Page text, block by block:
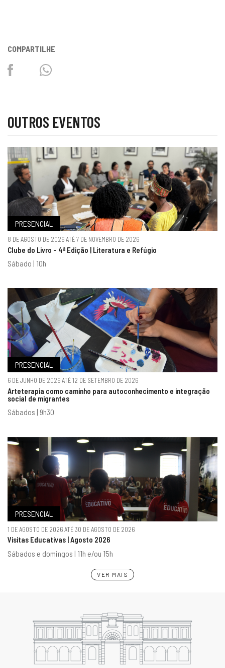
COMPARTILHE
FacebookTwitterWhatsapp
OUTROS EVENTOS
PRESENCIAL
8 DE AGOSTO DE 2026 ATÉ 7 DE NOVEMBRO DE 2026
Clube do Livro - 4ª Edição | Literatura e Refúgio
Sábado | 10h
PRESENCIAL
6 DE JUNHO DE 2026 ATÉ 12 DE SETEMBRO DE 2026
Arteterapia como caminho para autoconhecimento e integração
social de migrantes
Sábados | 9h30
PRESENCIAL
1 DE AGOSTO DE 2026 ATÉ 30 DE AGOSTO DE 2026
Visitas Educativas | Agosto 2026
Sábados e domingos | 11h e/ou 15h
VER MAIS